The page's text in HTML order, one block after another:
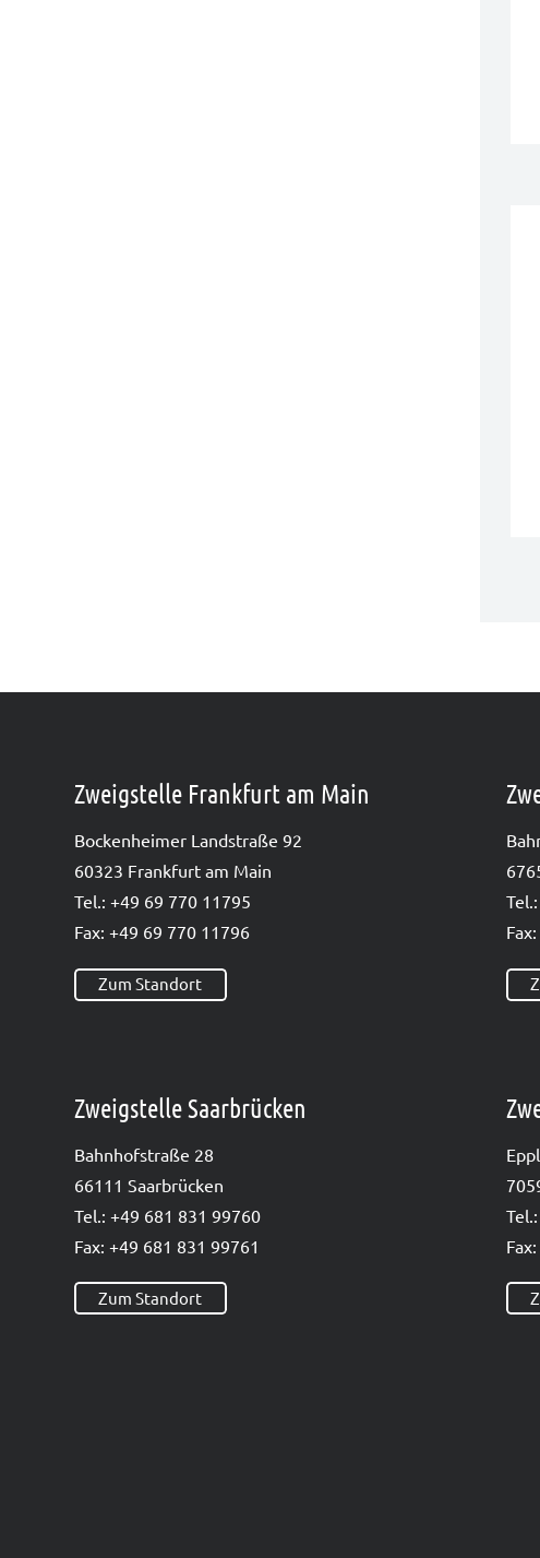
Zweigstelle Frankfurt am Main
Bocken­hei­mer Land­stra­ße 92
60323 Frank­furt am Main
Tel.: +49 69 770 11795
Fax: +49 69 770 11796
Zum Standort
Zweigstelle Saarbrücken
Bahn­hof­stra­ße 28
66111 Saar­brü­cken
Tel.: +49 681 831 99760
Fax: +49 681 831 99761
Zum Standort